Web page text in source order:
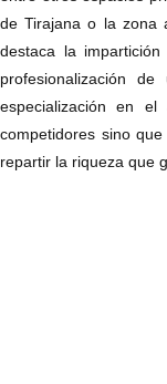
de Tirajana o la zona
destaca la
profesionalización
especialización en
competidores sino
repartir la riqueza que